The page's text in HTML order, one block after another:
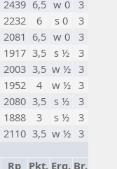
2439 6,5 w 0
3
2232 6 s 0
3
2081 6,5 w 0
3
1917 3,5 s ½
3
2003 3,5 w ½ 3
1952 4 w ½ 3
2080 3,5 s ½
3
1888 3 s ½
3
2110 3,5 w ½ 3
Rp Pkt. Erg. Br.